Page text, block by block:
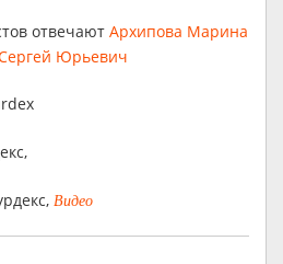
отвечают Архипова Марина
Юрьевич
Видео